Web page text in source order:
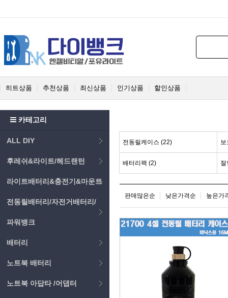
히트상품 추천상품 최신상품 인기상품 할인상품
카테고리
ALL DIY
후레쉬&라이트/헤드랜턴
라이트배터리&충전기&마운트
전동릴배터리/자전거배터리/
파워뱅크
배터리
노트북 배터리
노트북 아답타 /어댑터
전동릴케이스 (22) 보
배터리팩 (2) 절
판매많은순 낮은가격순 높은가